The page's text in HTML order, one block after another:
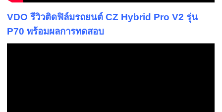
VDO รีวิวติดฟิล์มรถยนต์ CZ Hybrid Pro V2 รุ่น
P70 พร้อมผลการทดสอบ